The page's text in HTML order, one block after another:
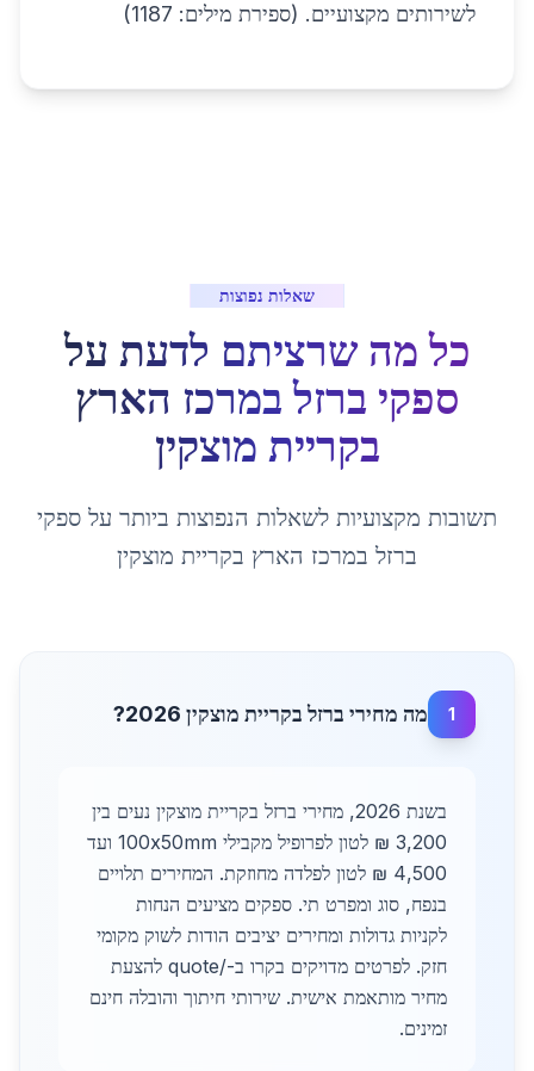
לשירותים מקצועיים. (ספירת מילים: 1187)
שאלות נפוצות
כל מה שרציתם לדעת על
ספקי ברזל במרכז הארץ
בקריית מוצקין
תשובות מקצועיות לשאלות הנפוצות ביותר על ספקי
ברזל במרכז הארץ בקריית מוצקין
1 מה מחירי ברזל בקריית מוצקין 2026?
בשנת 2026, מחירי ברזל בקריית מוצקין נעים בין
3,200 ₪ לטון לפרופיל מקבילי 100x50mm ועד
4,500 ₪ לטון לפלדה מחוזקת. המחירים תלויים
בנפח, סוג ומפרט תי. ספקים מציעים הנחות
לקניות גדולות ומחירים יציבים הודות לשוק מקומי
חזק. לפרטים מדויקים בקרו ב-/quote להצעת
מחיר מותאמת אישית. שירותי חיתוך והובלה חינם
זמינים.